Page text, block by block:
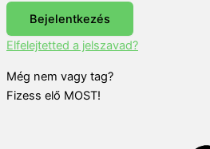
Bejelentkezés
Elfelejtetted a jelszavad?
Még nem vagy tag?
Fizess elő MOST!